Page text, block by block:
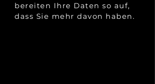
bereiten Ihre Daten so auf,
dass Sie mehr davon haben.